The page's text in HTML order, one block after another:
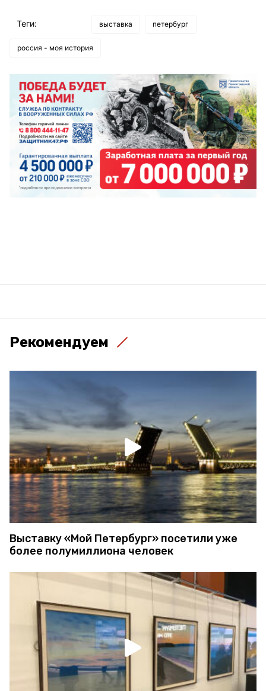
Теги: выставка петербург
россия - моя история
Рекомендуем
Выставку «Мой Петербург» посетили уже
более полумиллиона человек